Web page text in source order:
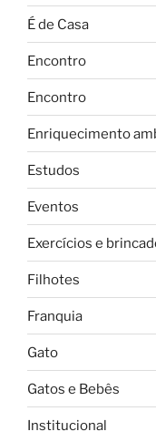
É de Casa
Encontro
Encontro
Enriquecimento
Estudos
Eventos
Exercícios e
Filhotes
Franquia
Gato
Gatos e Bebês
Institucional